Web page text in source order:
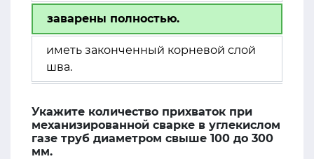
заварены полностью.
иметь законченный корневой слой
шва.
Укажите количество прихваток при
механизированной сварке в углекислом
газе труб диаметром свыше 100 до 300
мм.